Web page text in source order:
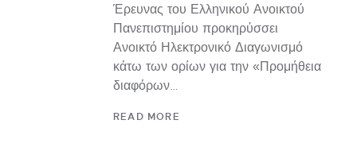
Έρευνας του Ελληνικού Ανοικτού
Πανεπιστημίου προκηρύσσει
Ανοικτό Ηλεκτρονικό Διαγωνισμό
κάτω των ορίων για την «Προμήθεια
διαφόρων…
READ MORE